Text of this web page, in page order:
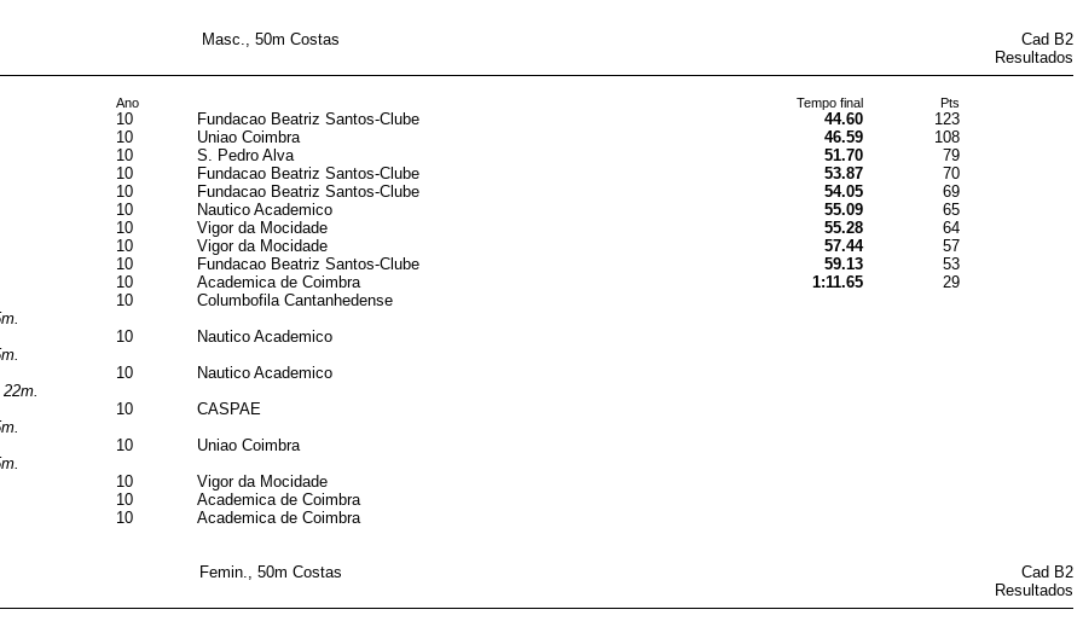
Masc., 50m Costas
Cad B2
Resultados
Ano Tempo final Pts
10 Fundacao Beatriz Santos-Clube 44.60
123
10
Uniao Coimbra 46.59
108
10
S. Pedro Alva 51.70
79
10
Fundacao Beatriz Santos-Clube 53.87
70
10
Fundacao Beatriz Santos-Clube 54.05
69
10
Nautico Academico 55.09
65
10
Vigor da Mocidade 55.28
64
10
Vigor da Mocidade 57.44
57
10
Fundacao Beatriz Santos-Clube 59.13
53
10
Academica de Coimbra 1:11.65
29
10
Columbofila Cantanhedense
10
Nautico Academico
10
Nautico Academico
10
CASPAE
10
Uniao Coimbra
10
Vigor da Mocidade
10
Academica de Coimbra
10
Academica de Coimbra
Femin., 50m Costas
Cad B2
Resultados